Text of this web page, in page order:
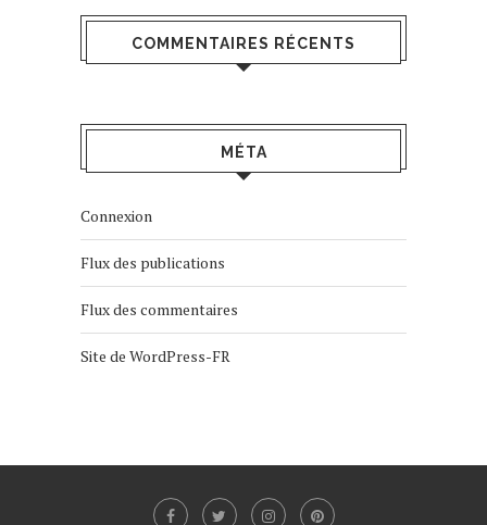
COMMENTAIRES RÉCENTS
MÉTA
Connexion
Flux des publications
Flux des commentaires
Site de WordPress-FR